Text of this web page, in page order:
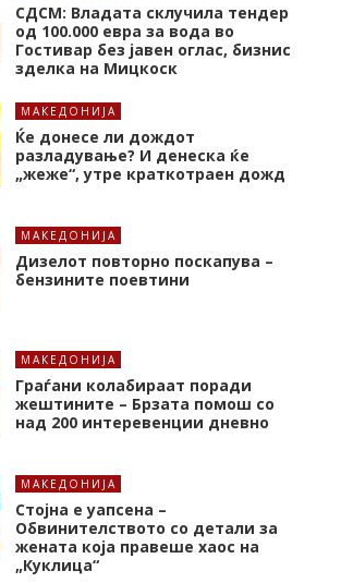
СДСМ: Владата склучила тендер
од 100.000 евра за вода во
Гостивар без јавен оглас, бизнис
зделка на Мицкоск
МАКЕДОНИЈА
Ќе донесе ли дождот
разладување? И денеска ќе
„жеже“, утре краткотраен дожд
МАКЕДОНИЈА
Дизелот повторно поскапува –
бензините поевтини
МАКЕДОНИЈА
Граѓани колабираат поради
жештините – Брзата помош со
над 200 интеревенции дневно
МАКЕДОНИЈА
Стојна е уапсена –
Обвинителството со детали за
жената која правеше хаос на
„Куклица“